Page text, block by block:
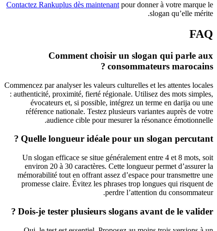
Contactez Rankuplus dès maintenant pour donner à votre marque le
slogan qu’elle mérite.
FAQ
Comment choisir un slogan qui parle aux
consommateurs marocains ?
Commencez par analyser les valeurs culturelles et les attentes locales
: authenticité, proximité, fierté régionale. Utilisez des mots simples,
évocateurs et, si possible, intégrez un terme en darija ou une
référence nationale. Testez plusieurs variantes auprès de votre
audience cible pour mesurer la résonance émotionnelle.
Quelle longueur idéale pour un slogan percutant ?
Un slogan efficace se situe généralement entre 4 et 8 mots, soit
environ 20 à 30 caractères. Cette longueur permet d’assurer la
mémorabilité tout en offrant assez d’espace pour transmettre une
promesse claire. Évitez les phrases trop longues qui risquent de
perdre l’attention du consommateur.
Dois‑je tester plusieurs slogans avant de le valider ?